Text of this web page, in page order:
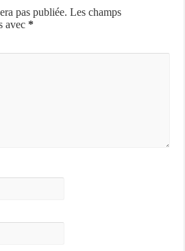
pas publiée. Les champs
avec *